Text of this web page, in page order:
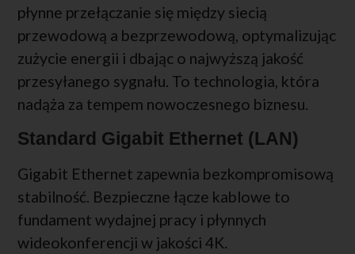
płynne przełączanie się między siecią
przewodową a bezprzewodową, optymalizując
zużycie energii i dbając o najwyższą jakość
przesyłanego sygnału. To technologia, która
nadąża za tempem nowoczesnego biznesu.
Standard Gigabit Ethernet (LAN)
Gigabit Ethernet zapewnia bezkompromisową
stabilność. Bezpieczne łącze kablowe to
fundament wydajnej pracy i płynnych
wideokonferencji w jakości 4K.